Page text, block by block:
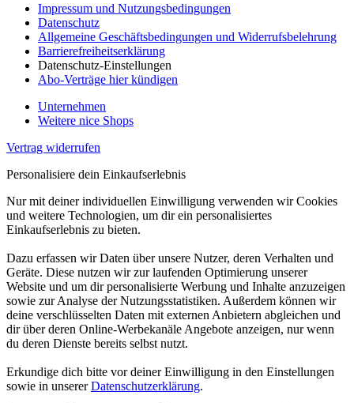
Impressum und Nutzungsbedingungen
Datenschutz
Allgemeine Geschäftsbedingungen und Widerrufsbelehrung
Barrierefreiheitserklärung
Datenschutz-Einstellungen
Abo-Verträge hier kündigen
Unternehmen
Weitere nice Shops
Vertrag widerrufen
Personalisiere dein Einkaufserlebnis
Nur mit deiner individuellen Einwilligung verwenden wir Cookies
und weitere Technologien, um dir ein personalisiertes
Einkaufserlebnis zu bieten.
Dazu erfassen wir Daten über unsere Nutzer, deren Verhalten und
Geräte. Diese nutzen wir zur laufenden Optimierung unserer
Website und um dir personalisierte Werbung und Inhalte anzuzeigen
sowie zur Analyse der Nutzungsstatistiken. Außerdem können wir
deine verschlüsselten Daten mit externen Anbietern abgleichen und
dir über deren Online-Werbekanäle Angebote anzeigen, nur wenn
du deren Dienste bereits selbst nutzt.
Erkundige dich bitte vor deiner Einwilligung in den Einstellungen
sowie in unsererDatenschutzerklärung.